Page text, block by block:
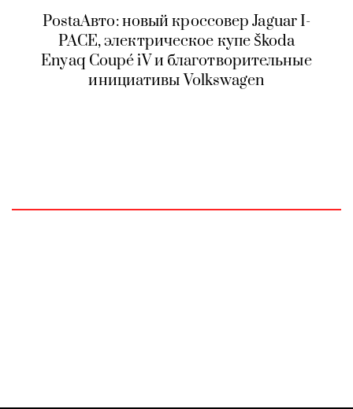
PostaАвто: новый кроссовер Jaguar I-
PACE, электрическое купе Škoda
Enyaq Coupé iV и благотворительные
инициативы Volkswagen